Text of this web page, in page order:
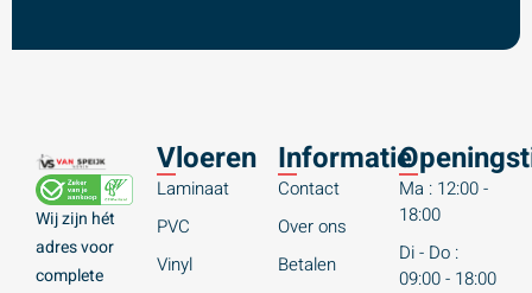
Wij zijn hét
adres voor
complete
Vloeren
Laminaat
PVC
Vinyl
Informatie
Contact
Over ons
Betalen
Ma : 12:00 -
18:00
Di - Do :
09:00 - 18:00